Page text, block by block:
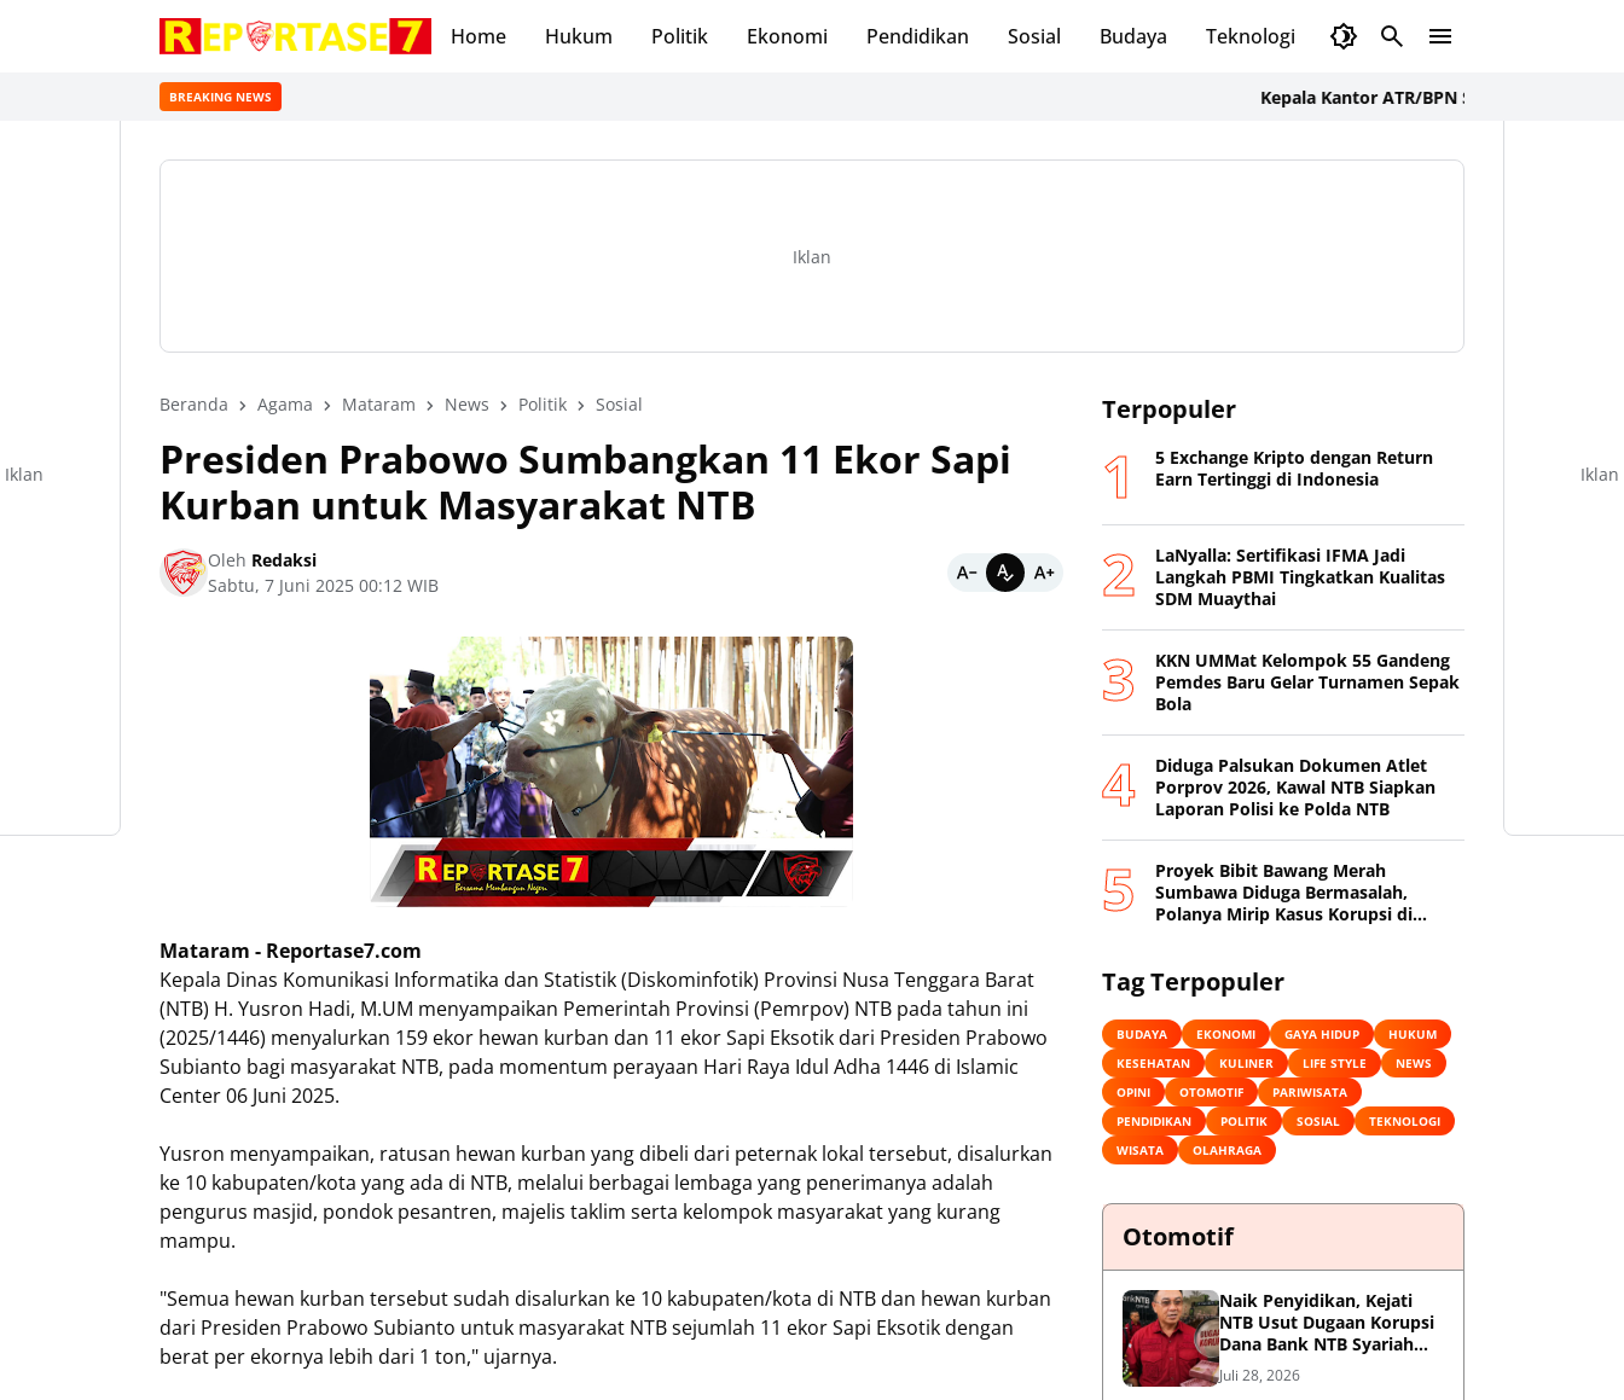
Home Hukum Politik Ekonomi Pendidikan Sosial Budaya Teknologi Olahraga
BREAKING NEWS Kepala Kantor ATR/BPN Sumbawa Barat
Iklan
Beranda Agama Mataram News Politik Sosial
Presiden Prabowo Sumbangkan 11 Ekor Sapi
Kurban untuk Masyarakat NTB
Oleh Redaksi
Sabtu, 7 Juni 2025 00:12 WIB
Mataram - Reportase7.com
Kepala Dinas Komunikasi Informatika dan Statistik (Diskominfotik) Provinsi Nusa Tenggara Barat
(NTB) H. Yusron Hadi, M.UM menyampaikan Pemerintah Provinsi (Pemrpov) NTB pada tahun ini
(2025/1446) menyalurkan 159 ekor hewan kurban dan 11 ekor Sapi Eksotik dari Presiden Prabowo
Subianto bagi masyarakat NTB, pada momentum perayaan Hari Raya Idul Adha 1446 di Islamic
Center 06 Juni 2025.
Yusron menyampaikan, ratusan hewan kurban yang dibeli dari peternak lokal tersebut, disalurkan
ke 10 kabupaten/kota yang ada di NTB, melalui berbagai lembaga yang penerimanya adalah
pengurus masjid, pondok pesantren, majelis taklim serta kelompok masyarakat yang kurang
mampu.
"Semua hewan kurban tersebut sudah disalurkan ke 10 kabupaten/kota di NTB dan hewan kurban
dari Presiden Prabowo Subianto untuk masyarakat NTB sejumlah 11 ekor Sapi Eksotik dengan
berat per ekornya lebih dari 1 ton," ujarnya.
Terpopuler
5 Exchange Kripto dengan Return
Earn Tertinggi di Indonesia
LaNyalla: Sertifikasi IFMA Jadi
Langkah PBMI Tingkatkan Kualitas
SDM Muaythai
KKN UMMat Kelompok 55 Gandeng
Pemdes Baru Gelar Turnamen Sepak
Bola
Diduga Palsukan Dokumen Atlet
Porprov 2026, Kawal NTB Siapkan
Laporan Polisi ke Polda NTB
Proyek Bibit Bawang Merah
Sumbawa Diduga Bermasalah,
Polanya Mirip Kasus Korupsi di
Tag Terpopuler
BUDAYA EKONOMI GAYA HIDUP
HUKUM
KESEHATAN
KULINER LIFE STYLE
NEWS
OPINI
OTOMOTIF
PARIWISATA
PENDIDIKAN
POLITIK SOSIAL
TEKNOLOGI
WISATA
OLAHRAGA
Otomotif
Naik Penyidikan, Kejati
NTB Usut Dugaan Korupsi
Dana Bank NTB Syariah
untuk MXGP 2023
Juli 28, 2026
Iklan Iklan